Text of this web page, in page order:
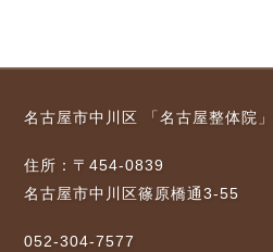
名古屋市中川区 「名古屋整体院」
住所：〒454-0839
名古屋市中川区篠原橋通3-55
052-304-7577